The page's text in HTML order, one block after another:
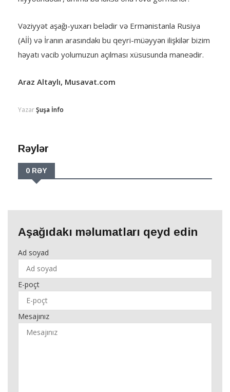
Vəziyyət aşağı-yuxarı belədir və Ermənistanla Rusiya
(Aİİ) və İranın arasındakı bu qeyri-müəyyən ilişkilər bizim
həyatı vacib yolumuzun açılması xüsusunda maneədir.
Araz Altaylı, Musavat.com
YazarŞuşa İnfo
Rəylər
0 RƏY
Aşağıdakı məlumatları qeyd edin
Ad soyad
E-poçt
Mesajınız